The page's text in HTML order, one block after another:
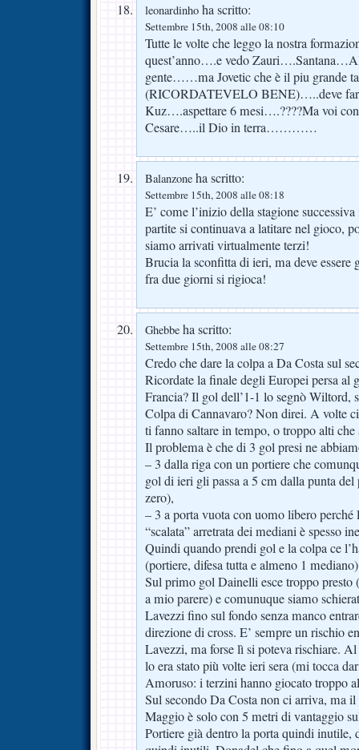
leonardinho ha scritto:
Settembre 15th, 2008 alle 08:10
Tutte le volte che leggo la nostra
quest’anno….e vedo
gente……ma Jovetic che è il piu grande
(RICORDATEVELO BENE)…..deve
Kuz….aspettare 6 mesi….????Ma voi
Cesare…..il Dio in terra…………
Balanzone ha scritto:
Settembre 15th, 2008 alle 08:18
E’ come l’inizio della stagione
partite si continuava a latitare nel gioco,
siamo arrivati virtualmente terzi!
Brucia la sconfitta di ieri, ma deve essere
fra due giorni si rigioca!
Ghebbe ha scritto:
Settembre 15th, 2008 alle 08:27
Credo che dare la colpa a Da Costa sul
Ricordate la finale degli Europei persa al
Francia? Il gol dell’1-1 lo segnò Wiltord,
Colpa di Cannavaro? Non direi. A volte
ti fanno saltare in tempo, o troppo alti
Il problema è che di 3 gol presi ne
– 3 dalla riga con un portiere che
gol di ieri gli passa a 5 cm dalla punta
zero),
– 3 a porta vuota con uomo libero
“scalata” arretrata dei mediani è spesso
Quindi quando prendi gol e la colpa ce
(portiere, difesa tutta e almeno 1
Sul primo gol Dainelli esce troppo presto
a mio parere) e comunuque siamo
Lavezzi fino sul fondo senza manco
direzione di cross. E’ sempre un rischio
Lavezzi, ma forse lì si poteva rischiare.
lo era stato più volte ieri sera (mi tocca
Amoruso: i terzini hanno giocato troppo
Sul secondo Da Costa non ci arriva, ma
Maggio è solo con 5 metri di vantaggio
Portiere già dentro la porta quindi inutile,